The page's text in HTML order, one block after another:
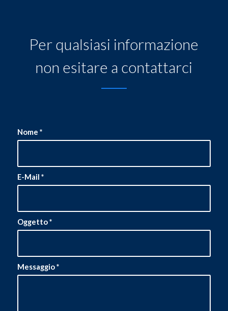
Per qualsiasi informazione
non esitare a contattarci
Nome *
E-Mail *
Oggetto*
Messaggio*